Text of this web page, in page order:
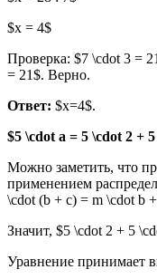
$x = 4$
Проверка: $7 \cdot 3 =
= 21$. Верно.
Ответ: $x=4$.
$5 \cdot a = 5 \cdot 2 +
Можно заметить, что
применением
\cdot (b + c) = m \cdot b
Значит, $5 \cdot 2 + 5
Уравнение принимает